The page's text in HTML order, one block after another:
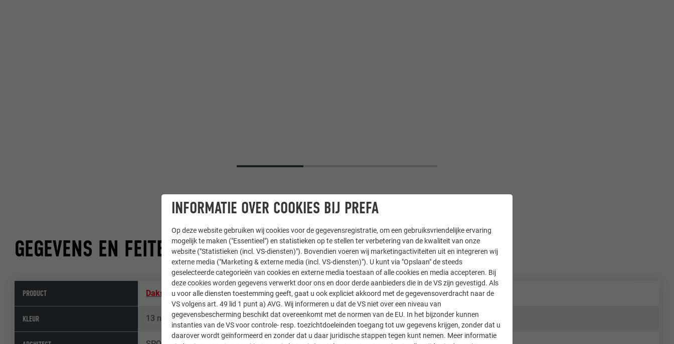
GEGEVENS EN FEITEN
PRODUCT Dakschindel,Gevelschindel
KLEUR 13 natuurblank
INFORMATIE OVER COOKIES BIJ PREFA
Op deze website gebruiken wij cookies voor de gegevensregistratie, om een gebruiksvriendelijke ervaring
mogelijk te maken ("Essentieel") en statistieken op te stellen ter verbetering van de kwaliteit van onze
website ("Statistieken (incl. VS-diensten)"). Bovendien voeren wij marketingactiviteiten uit en integreren wij
externe media ("Marketing & externe media (incl. VS-diensten)"). U kunt via "Opslaan" de steeds
geselecteerde categorieën van cookies en externe media toestaan of alle cookies en media accepteren. Bij
deze cookies worden gegevens verwerkt door ons en door derde aanbieders die in de VS zijn gevestigd. Als
u voor alle diensten toestemming geeft, gaat u ook expliciet akkoord met de gegevensoverdracht naar de
VS volgens art. 49 lid 1 punt a) AVG. Wij informeren u dat de VS niet over een niveau van
gegevensbescherming beschikt dat overeenkomt met de normen van de EU. In het bijzonder kunnen
instanties van de VS voor controle- resp. toezichtdoeleinden toegang tot uw gegevens krijgen, zonder dat u
daarover wordt geïnformeerd en zonder dat u daar juridische stappen tegen kunt nemen. Meer informatie